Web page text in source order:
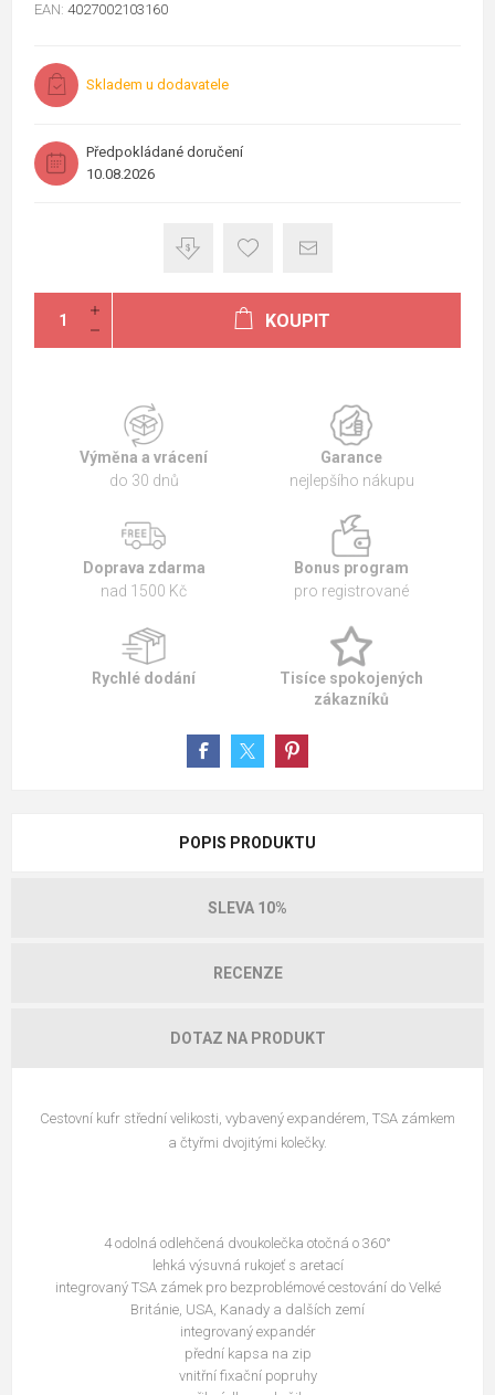
EAN: 4027002103160
Skladem u dodavatele
Předpokládané doručení
10.08.2026
KOUPIT
Výměna a vrácení
do 30 dnů
Garance
nejlepšího nákupu
Doprava zdarma
nad 1500 Kč
Bonus program
pro registrované
Rychlé dodání
Tisíce spokojených
zákazníků
POPIS PRODUKTU
SLEVA 10%
RECENZE
DOTAZ NA PRODUKT
Cestovní kufr střední velikosti, vybavený expandérem, TSA zámkem
a čtyřmi dvojitými kolečky.
4 odolná odlehčená dvoukolečka otočná o 360°
lehká výsuvná rukojeť s aretací
integrovaný TSA zámek pro bezproblémové cestování do Velké
Británie, USA, Kanady a dalších zemí
integrovaný expandér
přední kapsa na zip
vnitřní fixační popruhy